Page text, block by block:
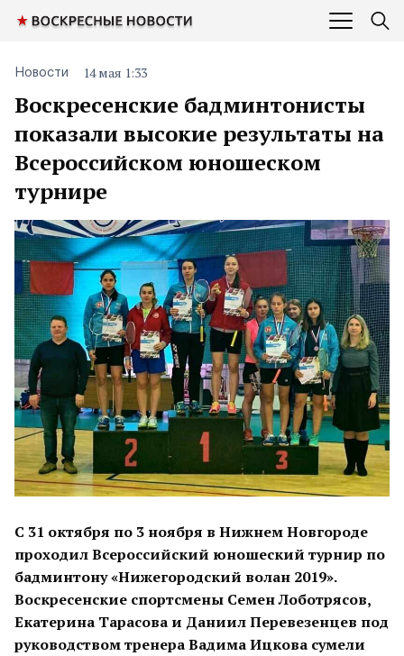
Воскресенские бадминтонисты
показали высокие результаты на
Всероссийском юношеском
турнире
Новости 14 мая 1:33
С 31 октября по 3 ноября в Нижнем Новгороде
проходил Всероссийский юношеский турнир по
бадминтону «Нижегородский волан 2019».
Воскресенские спортсмены Семен Лоботрясов,
Екатерина Тарасова и Даниил Перевезенцев под
руководством тренера Вадима Ицкова сумели